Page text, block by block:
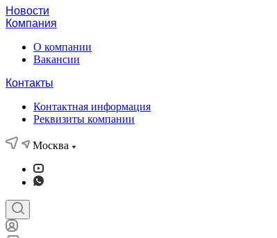
Новости
Компания
О компании
Вакансии
Контакты
Контактная информация
Реквизиты компании
Москва